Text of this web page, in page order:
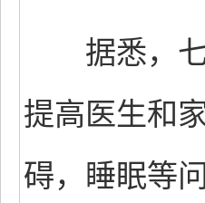
据悉，七
提高医生和
碍，睡眠等